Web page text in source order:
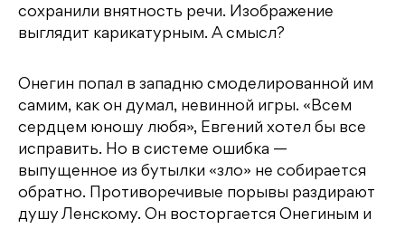
сохранили внятность речи. Изображение
выглядит карикатурным. А смысл?
Онегин попал в западню смоделированной им
самим, как он думал, невинной игры. «Всем
сердцем юношу любя», Евгений хотел бы все
исправить. Но в системе ошибка —
выпущенное из бутылки «зло» не собирается
обратно. Противоречивые порывы раздирают
душу Ленскому. Он восторгается Онегиным и